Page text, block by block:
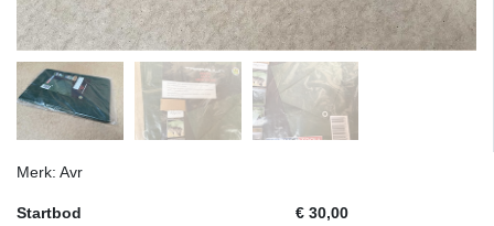
Merk: Avr
Startbod
€ 30,00